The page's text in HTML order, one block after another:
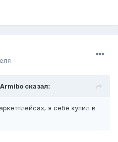
Armibo сказал:
я себе купил в